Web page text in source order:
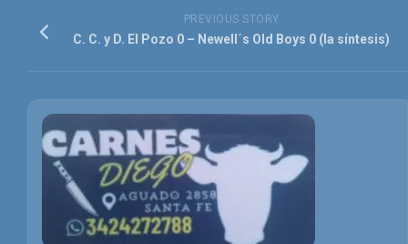
PREVIOUS STORY
C. C. y D. El Pozo 0 – Newell´s Old Boys 0 (la síntesis)